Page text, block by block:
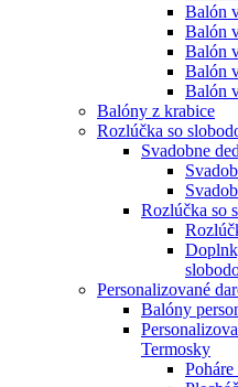
Balón
Balón
Balón
Balón
Balón
Balóny z krabice
Rozlúčka so
Svadobne
Rozlúčka so
Personalizované
Balóny
Termosky
Poháre